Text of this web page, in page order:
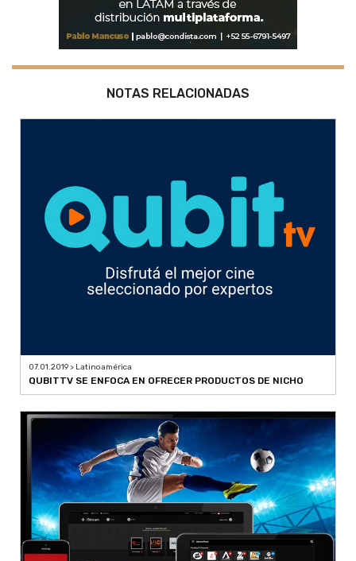
NOTAS RELACIONADAS
07.01.2019 > Latinoamérica
QUBITTV SE ENFOCA EN OFRECER PRODUCTOS DE NICHO